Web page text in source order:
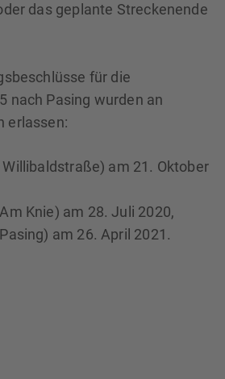
das geplante Streckenende
für die
nach Pasing wurden an
erlassen:
Willibaldstraße) am 21. Oktober
Knie) am 28. Juli 2020,
am 26. April 2021.